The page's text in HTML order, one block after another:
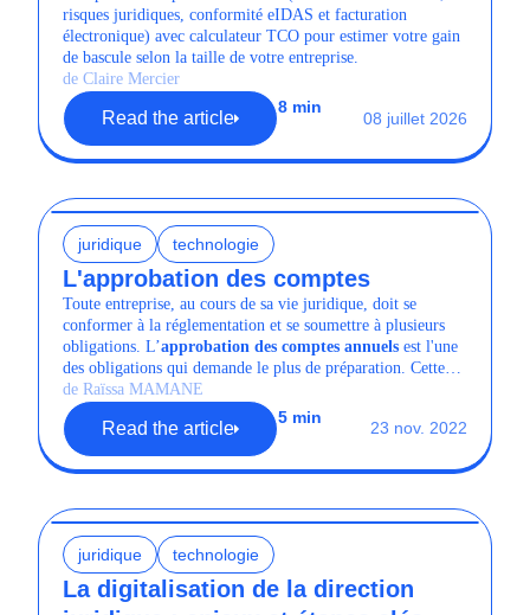
risques juridiques, conformité eIDAS et facturation
électronique) avec calculateur TCO pour estimer votre gain
de bascule selon la taille de votre entreprise.
de Claire Mercier
Read the article
8 min
08 juillet 2026
juridique technologie
L'approbation des comptes
Toute entreprise, au cours de sa vie juridique, doit se
conformer à la réglementation et se soumettre à plusieurs
obligations. L’approbation des comptes annuels est l'une
des obligations qui demande le plus de préparation. Cette
dernière doit avoir lieu une fois par an et permet aux
associés de se prononcer sur la gestion de la société et de
valider les comptes sociaux.
de Raïssa MAMANE
Read the article
5 min
23 nov. 2022
juridique technologie
La digitalisation de la direction